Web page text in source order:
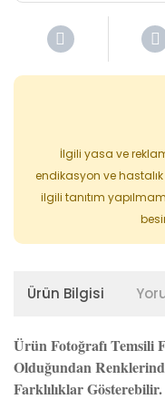
İlgili yasa ve
endikasyon ve
ilgili tanıtım
Ürün Bilgisi
Ürün Fotoğrafı Temsili
Olduğundan
Farklılıklar Gösterebilir.